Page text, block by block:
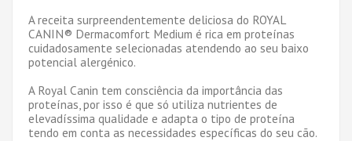
A receita surpreendentemente deliciosa do ROYAL
CANIN® Dermacomfort Medium é rica em proteínas
cuidadosamente selecionadas atendendo ao seu baixo
potencial alergénico.
A Royal Canin tem consciência da importância das
proteínas, por isso é que só utiliza nutrientes de
elevadíssima qualidade e adapta o tipo de proteína
tendo em conta as necessidades específicas do seu cão.